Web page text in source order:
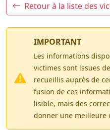
Retour à la liste des
IMPORTANT
Les informations
victimes sont issues
recueillis auprès de
fusion de ces
lisible, mais des
donner une meilleure